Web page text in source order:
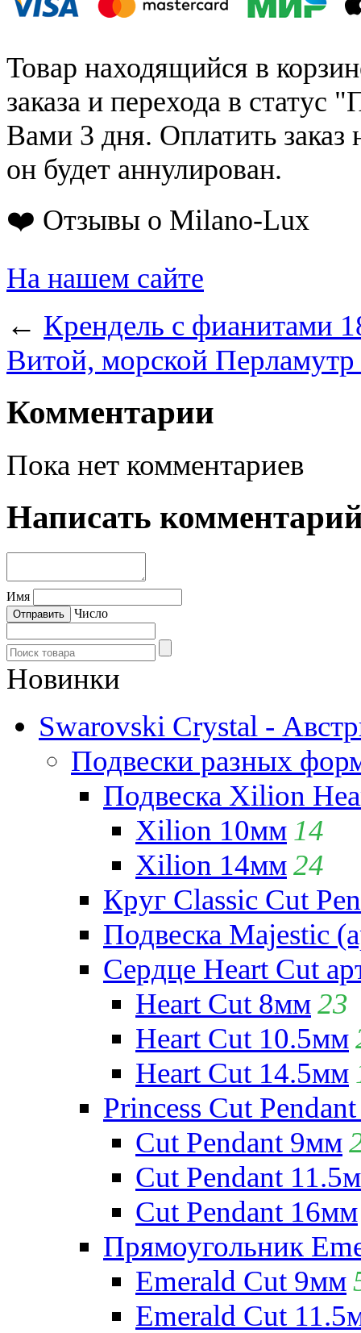
Товар находящийся в
заказа и перехода в статус
Вами 3 дня. Оплатить заказ
он будет аннулирован.
❤️ Отзывы о Milano-Lux
На нашем сайте
← Крендель с фианитами
Витой, морской
Комментарии
Пока нет комментариев
Написать
Имя
Число
Новинки
Swarovski Crystal -
Подвески разных
Подвеска Xilion
Xilion 10мм 14
Xilion 14мм24
Круг Classic Cut
Подвеска Majestic
Сердце Heart Cut
Heart Cut 8мм23
Heart Cut 10.5мм
Heart Cut 14.5мм
Princess Cut
Cut Pendant 9мм
Cut Pendant
Cut Pendant 16мм
Прямоугольник
Emerald Cut 9мм
Emerald Cut